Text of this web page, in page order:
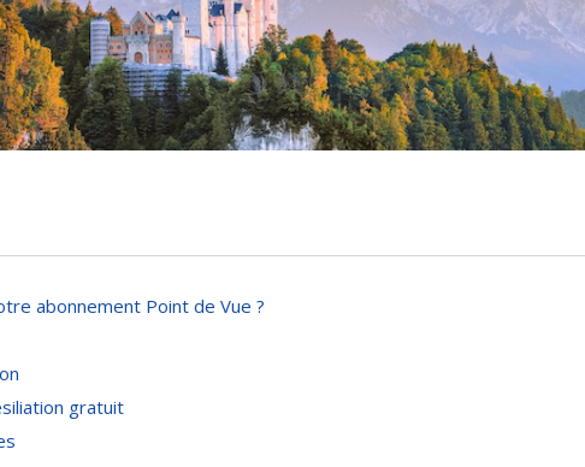
abonnement Point de Vue ?
gratuit